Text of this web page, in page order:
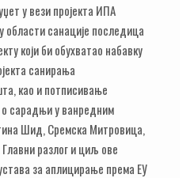
у вези пројекта ИПА
области санације последица
који би обухватао набавку
санирања
као и потписивање
сарадњи у ванредним
Шид, Сремска Митровица,
разлог и циљ ове
за аплицирање према ЕУ